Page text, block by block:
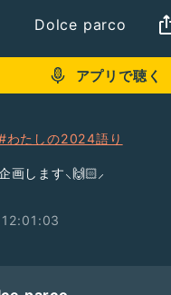
Dolce parco
アプリで聴く
わたしの2024語り
画します⸜🙌🏻⸝‍
声で残してみませんか？
家庭のこと、仕事でも大丈